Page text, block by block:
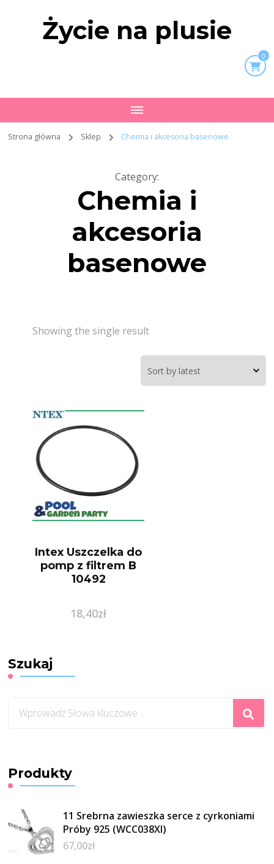
Życie na plusie
0
Strona główna Sklep Chemia i akcesoria basenowe
Category:
Chemia i
akcesoria
basenowe
Showing the single result
Intex Uszczelka do
pomp z filtrem B
10492
18,40zł
Szukaj
czegoś?
Produkty
11 Srebrna zawieszka serce z cyrkoniami
Próby 925 (WCC038XI)
67,00zł